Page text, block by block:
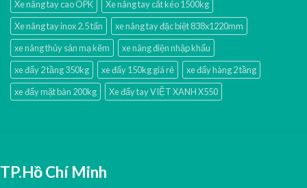
Xe nâng tay cao OPK
Xe nâng tay cắt kéo 1500kg
Xe nâng tay inox 2.5 tấn
xe nâng tay đặc biệt 838x1220mm
xe nâng thủy sản mạ kẽm
xe nâng điện nhập khấu
xe đẩy 2 tầng 350kg
xe đẩy 150kg giá rẻ
xe đẩy hàng 2 tầng
xe đẩy mặt bàn 200kg
Xe đẩy tay VIỆT XANH X550
TP.Hồ Chí Minh